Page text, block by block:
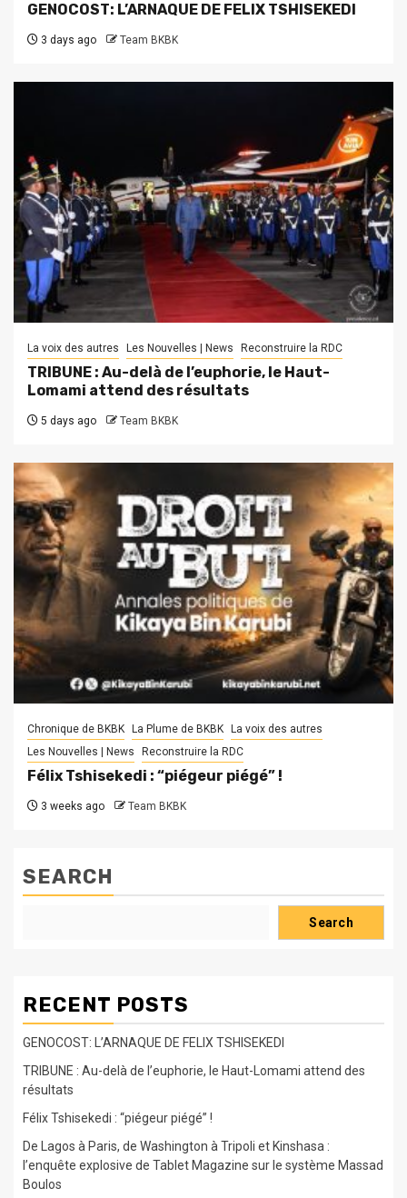
GENOCOST: L’ARNAQUE DE FELIX TSHISEKEDI
3 days ago Team BKBK
La voix des autres Les Nouvelles | News Reconstruire la RDC
TRIBUNE : Au-delà de l’euphorie, le Haut-
Lomami attend des résultats
5 days ago Team BKBK
Chronique de BKBK La Plume de BKBK
La voix des autres
Les Nouvelles | News
Reconstruire la RDC
Félix Tshisekedi : “piégeur piégé” !
3 weeks ago Team BKBK
SEARCH
Search
RECENT POSTS
GENOCOST: L’ARNAQUE DE FELIX TSHISEKEDI
TRIBUNE : Au-delà de l’euphorie, le Haut-Lomami attend des
résultats
Félix Tshisekedi : “piégeur piégé” !
De Lagos à Paris, de Washington à Tripoli et Kinshasa :
l’enquête explosive de Tablet Magazine sur le système Massad
Boulos